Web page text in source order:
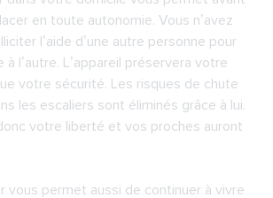
à Toulouse
des caisses de retraite en Midi-
de l’ADIL à Toulouse
de la CAF de la Haute-Garonne
en toute autonomie. Vous n’avez
l’aide d’une autre personne pour
à l’autre. L’appareil préservera votre
votre sécurité. Les risques de chute
les escaliers sont éliminés grâce à lui.
votre liberté et vos proches auront
vous permet aussi de continuer à vivre